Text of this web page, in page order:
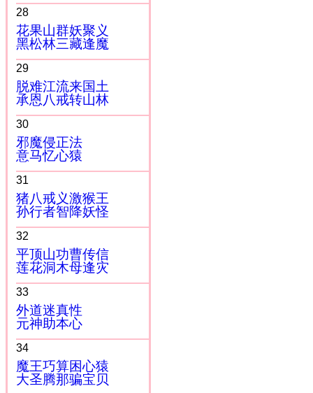
28
花果山群妖聚义
黑松林三藏逢魔
29
脱难江流来国土
承恩八戒转山林
30
邪魔侵正法
意马忆心猿
31
猪八戒义激猴王
孙行者智降妖怪
32
平顶山功曹传信
莲花洞木母逢灾
33
外道迷真性
元神助本心
34
魔王巧算困心猿
大圣腾那骗宝贝